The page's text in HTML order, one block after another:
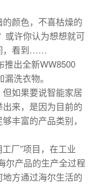
颜色，不喜枯燥的
或许你认为想想就可
，看到……
出全新WW8500
洗衣物。
如果要说智能家居
来，是因为目前的
丰富的产品类别，
厂”项目，在工业
尔产品的生产全过程
方通过海尔生活的